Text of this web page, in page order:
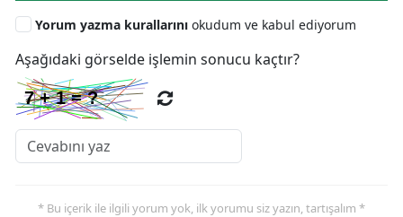
Yorum yazma kurallarını okudum ve kabul ediyorum
Aşağıdaki görselde işlemin sonucu kaçtır?
* Bu içerik ile ilgili yorum yok, ilk yorumu siz yazın, tartışalım *